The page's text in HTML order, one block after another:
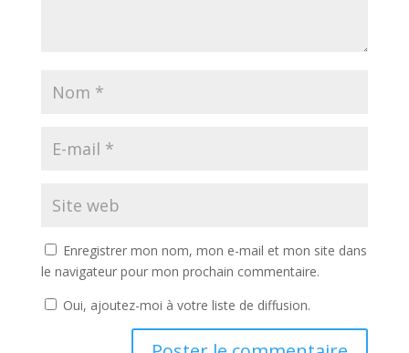
Enregistrer mon nom, mon e-mail et mon site dans
le navigateur pour mon prochain commentaire.
Oui, ajoutez-moi à votre liste de diffusion.